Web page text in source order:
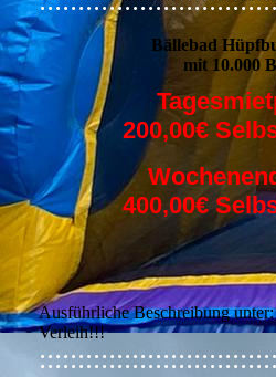
Bällebad
mit 10.000
200,00€
400,00€
Ausführliche Beschreibung
Verleih!!!